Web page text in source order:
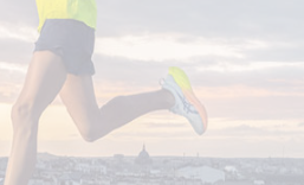
24,90 €
Wähle deine Größe
IN DEN
WARENKORB